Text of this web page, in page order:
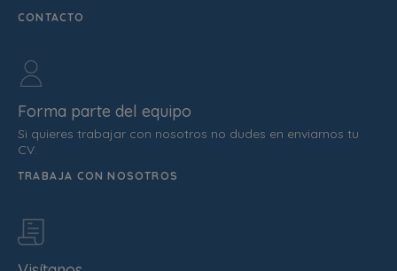
CONTACTO
Forma parte del equipo
Si quieres trabajar con nosotros no dudes en enviarnos tu
CV.
TRABAJA CON NOSOTROS